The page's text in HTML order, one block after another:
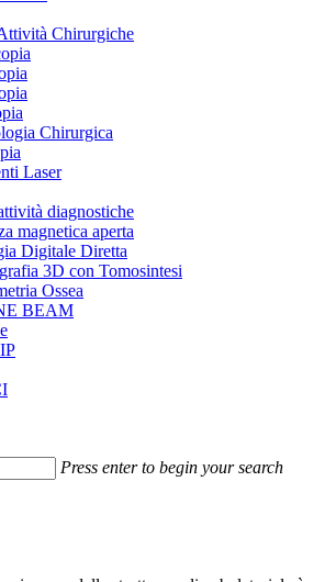
Chirurgiche
Chirurgica
Laser
diagnostiche
magnetica aperta
Digitale Diretta
3D con Tomosintesi
Ossea
BEAM
Press enter to begin your search